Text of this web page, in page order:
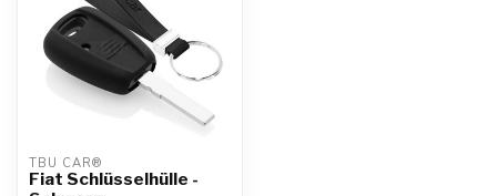
TBU CAR®
Fiat Schlüsselhülle -